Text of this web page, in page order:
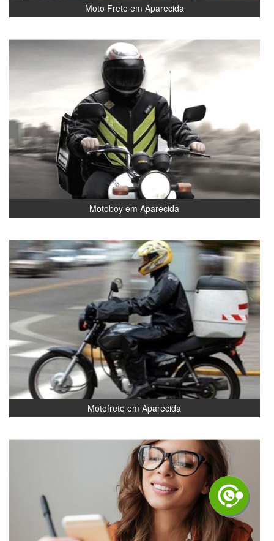
Moto Frete em Aparecida
Motoboy em Aparecida
Motofrete em Aparecida